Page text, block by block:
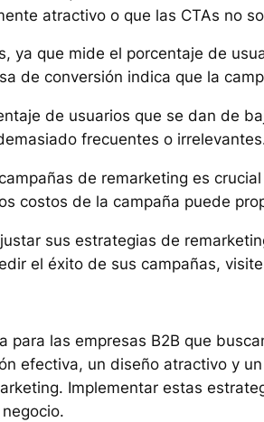
atractivo o que las CTAs no
ya que mide el porcentaje de
de conversión indica que la
de usuarios que se dan de
frecuentes o
de remarketing es
costos de la campaña puede
sus estrategias de
el éxito de sus campañas, visite
para las empresas B2B que
efectiva, un diseño atractivo y
Implementar estas